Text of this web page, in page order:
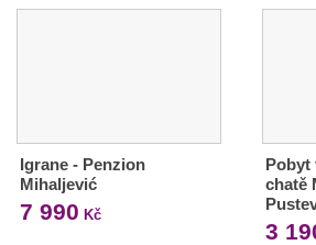
Igrane - Penzion
Mihaljević
7 990 Kč
Pobyt
chatě
3